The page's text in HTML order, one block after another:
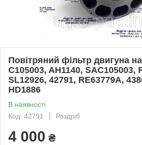
Повітряний фільтр двигуна
C105003, AH1140, SAC105003,
SL12926, 42791, RE63779A,
HD1886
В наявності
Код: 42791
Роздріб
4 000 ₴